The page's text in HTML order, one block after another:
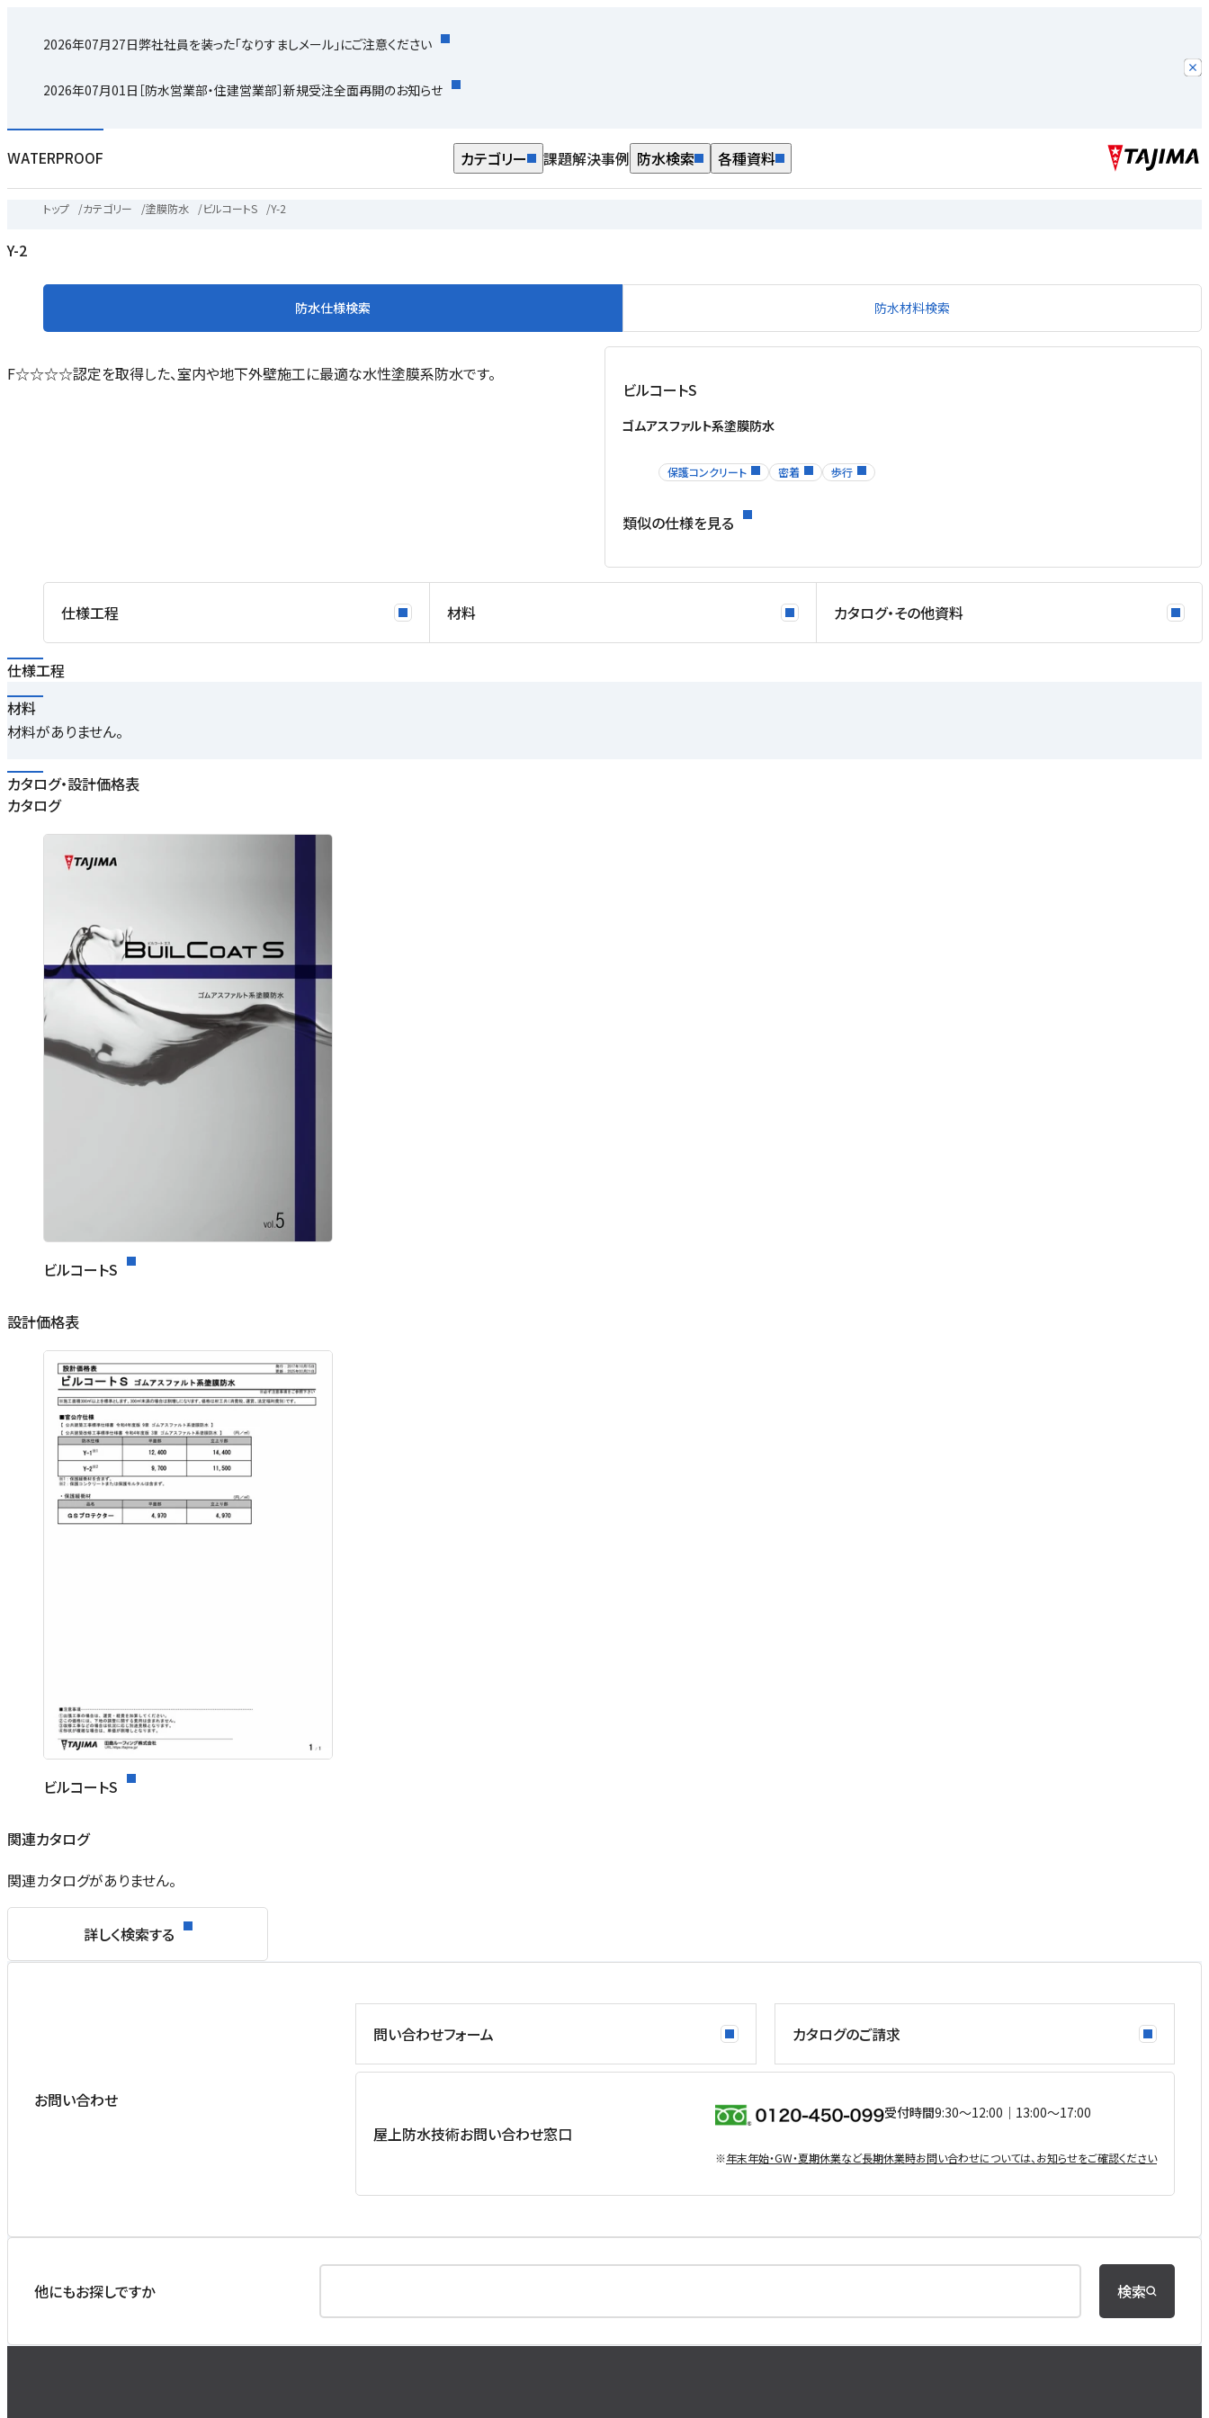
2026年07月27日弊社社員を装った「なりすましメール」にご注意ください
2026年07月01日 ［防水営業部・住建営業部］新規受注全面再開のお知らせ
WATERPROOF カテゴリー 課題解決事例 防水検索 各種資料
トップ /カテゴリー /塗膜防水 /ビルコートS /Y-2
Y-2
防水仕様検索 防水材料検索
F☆☆☆☆認定を取得した、室内や地下外壁施工に最適な水性塗膜系防水です。
ビルコートS
ゴムアスファルト系塗膜防水
保護コンクリート 密着 歩行
類似の仕様を見る
仕様工程 材料 カタログ・その他資料
仕様工程
材料
材料がありません。
カタログ・設計価格表
カタログ
ビルコートS
設計価格表
ビルコートS
関連カタログ
関連カタログがありません。
詳しく検索する
お問い合わせ
問い合わせフォーム カタログのご請求
屋上防水技術お問い合わせ窓口
受付時間9:30〜12:00｜13:00〜17:00
※年末年始・GW・夏期休業など⻑期休業時お問い合わせについては、お知らせをご確認ください
他にもお探しですか 検索